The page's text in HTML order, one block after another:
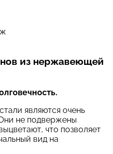
из нержавеющей
являются очень
не подвержены
что позволяет
вид на